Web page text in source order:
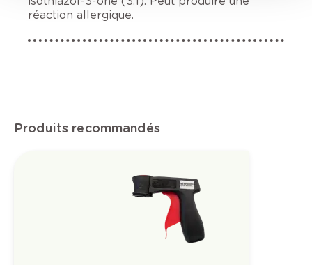
réaction allergique.
Produits recommandés